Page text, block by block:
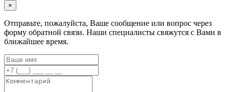
×
Отправьте, пожалуйста, Ваше сообщение или вопрос через
форму обратной связи. Наши специалисты свяжутся с Вами в
ближайшее время.